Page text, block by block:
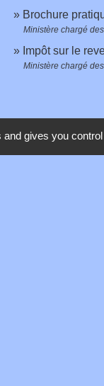
Brochure
Ministère chargé
Impôt sur le
Ministère chargé
gives you